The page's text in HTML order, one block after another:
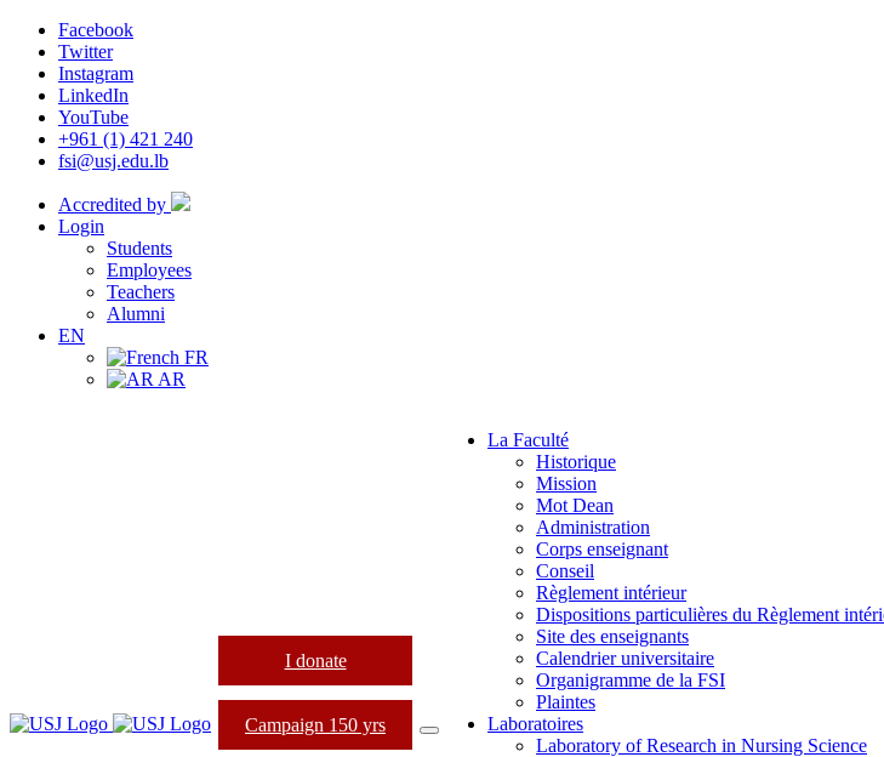
Facebook
Twitter
Instagram
LinkedIn
YouTube
+961 (1) 421 240
fsi@usj.edu.lb
Accredited by
Login
Students
Employees
Teachers
Alumni
EN
FR
AR
I donate
Campaign 150 yrs
La Faculté
Historique
Mission
Mot Dean
Administration
Corps enseignant
Conseil
Règlement intérieur
Dispositions particulières du Règlement
Site des enseignants
Calendrier universitaire
Organigramme de la FSI
Plaintes
Laboratoires
Laboratory of Research in Nursing Science